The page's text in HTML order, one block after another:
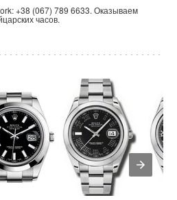
+38 (067) 789 6633. Оказываем
часов.